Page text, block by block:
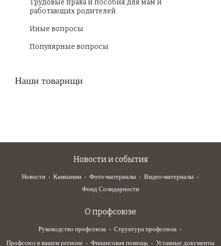
Трудовые права и пособия для мам и
работающих родителей
Иные вопросы
Популярные вопросы
Наши товарищи
Новости и события
Новости Кампании Фото-материалы
Видео-материалы
Фонд Солидарности
О профсоюзе
Руководство профсоюза
Структура профсоюза
Профсоюз в вашем регионе
Финансовая помощь Уставные документы